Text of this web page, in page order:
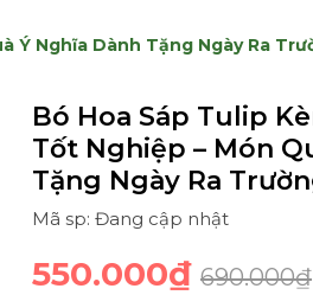
Ý Nghĩa Dành Tặng Ngày Ra
Bó Hoa Sáp Tulip
Tốt Nghiệp – Món
Tặng Ngày Ra
Mã sp: Đang cập nhật
550.000₫ 690.000₫